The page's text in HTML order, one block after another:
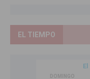
EL TIEMPO